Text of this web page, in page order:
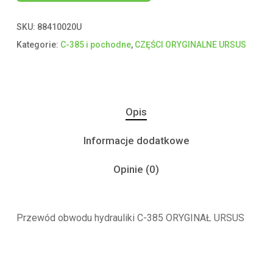
SKU: 88410020U
Kategorie: C-385 i pochodne, CZĘŚCI ORYGINALNE URSUS
Opis
Informacje dodatkowe
Opinie (0)
Przewód obwodu hydrauliki C-385 ORYGINAŁ URSUS